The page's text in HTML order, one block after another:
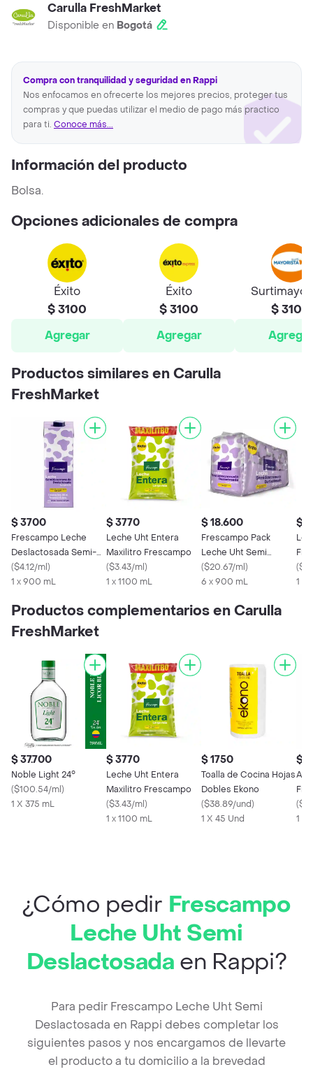
Carulla FreshMarket
Disponible en Bogotá
Compra con tranquilidad y seguridad en Rappi
Nos enfocamos en ofrecerte los mejores precios, proteger tus
compras y que puedas utilizar el medio de pago más practico
para ti. Conoce más...
Información del producto
Bolsa.
Opciones adicionales de compra
Éxito
$ 3100
Agregar
Éxito
$ 3100
Agregar
$ 3100
Agregar
Productos similares en Carulla
FreshMarket
$ 3700
Frescampo Leche
Deslactosada Semi-
deslc Tpack
($4.12/ml)
1 x 900 mL
$ 3770
Leche Uht Entera
Maxilitro Frescampo
($3.43/ml)
1 x 1100 mL
$ 18.600
Frescampo Pack
Leche Uht Semi
Deslactosada
($20.67/ml)
6 x 900 mL
$
(
1 x
Productos complementarios en Carulla
FreshMarket
$ 37.700
Noble Light 24°
($100.54/ml)
1 X 375 mL
$ 3770
Leche Uht Entera
Maxilitro Frescampo
($3.43/ml)
1 x 1100 mL
$ 1750
Toalla de Cocina Hojas
Dobles Ekono
($38.89/und)
1 X 45 Und
$
(
1 X
¿Cómo pedir Frescampo
Leche Uht Semi
Deslactosada en Rappi?
Para pedir Frescampo Leche Uht Semi
Deslactosada en Rappi debes completar los
siguientes pasos y nos encargamos de llevarte
el producto a tu domicilio a la brevedad